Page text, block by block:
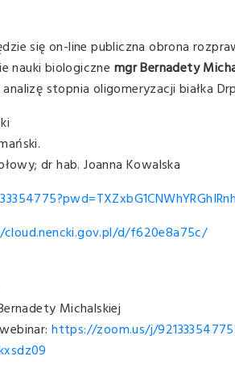
się on-line publiczna obrona
nauki biologiczne mgr Bernadety
stopnia oligomeryzacji białka
dr hab. Joanna Kowalska
d/f620e8a75c/
Michalskiej
https://zoom.us/j/